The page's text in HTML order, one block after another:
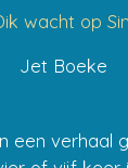
wacht op
Jet Boeke
een verhaal